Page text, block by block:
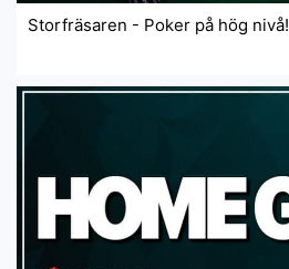
Storfräsaren - Poker på hög nivå!